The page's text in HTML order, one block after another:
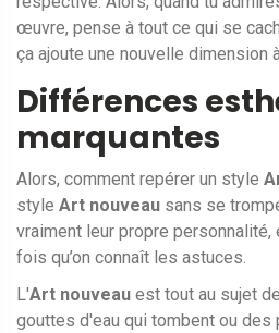
œuvre, pense à tout ce qui se
ça ajoute une nouvelle dimension
Différences
marquantes
Alors, comment repérer un style
style Art nouveau sans se
vraiment leur propre personnalité,
fois qu’on connaît les astuces.
L'Art nouveau est tout au sujet
gouttes d'eau qui tombent ou des